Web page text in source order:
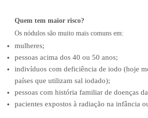
Quem tem maior risco?
Os nódulos são muito mais comuns em:
mulheres;
pessoas acima dos 40 ou 50 anos;
indivíduos com deficiência de iodo (hoje
países que utilizam sal iodado);
pessoas com história familiar de doenças
pacientes expostos à radiação na infância